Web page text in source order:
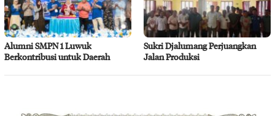
Alumni SMPN 1 Luwuk
Berkontribusi untuk Daerah
Sukri Djalumang Perjuangkan
Jalan Produksi